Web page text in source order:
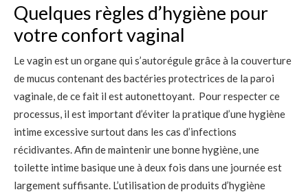
Quelques règles d’hygiène pour
votre confort vaginal
Le vagin est un organe qui s’autorégule grâce à la couverture
de mucus contenant des bactéries protectrices de la paroi
vaginale, de ce fait il est autonettoyant. Pour respecter ce
processus, il est important d’éviter la pratique d’une hygiène
intime excessive surtout dans les cas d’infections
récidivantes. Afin de maintenir une bonne hygiène, une
toilette intime basique une à deux fois dans une journée est
largement suffisante. L’utilisation de produits d’hygiène